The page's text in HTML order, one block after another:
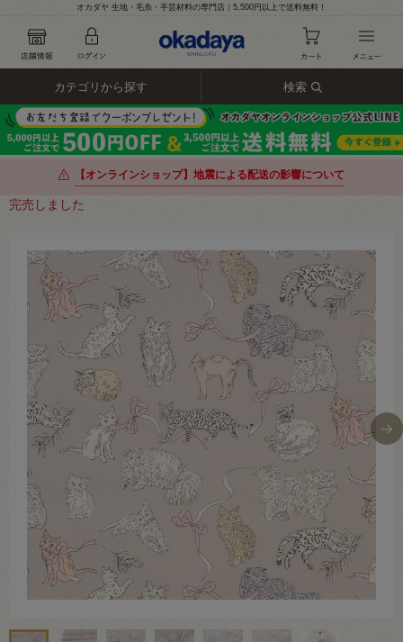
オカダヤ 生地・毛糸・手芸材料の専門店｜5,500円以上で送料無料！
カテゴリから探す 検索
【オンラインショップ】地震による配送の影響について
完売しました